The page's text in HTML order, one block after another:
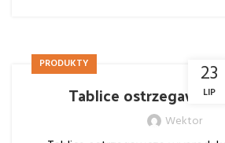
23
LIP
PRODUKTY
Tablice
Wektor